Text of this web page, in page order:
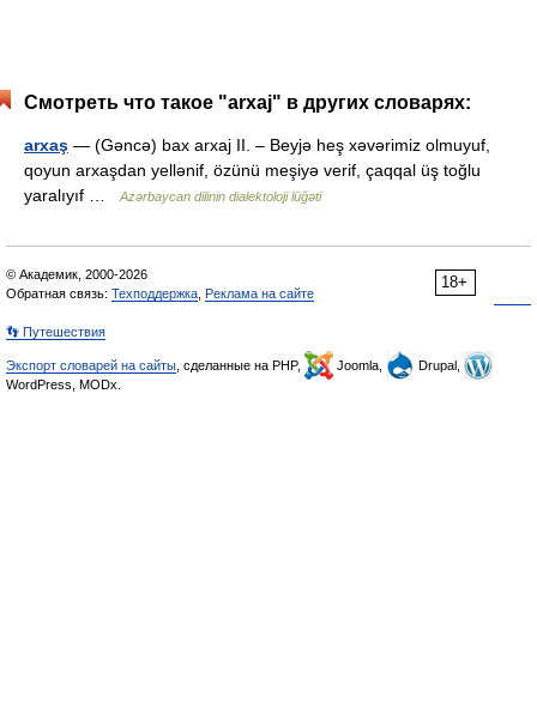
Смотреть что такое "arxaj" в других словарях:
arxaş — (Gəncə) bax arxaj II. – Beyjə heş xəvərimiz olmuyuf,
qoyun arxaşdan yellənif, özünü meşiyə verif, çaqqal üş toğlu
yaralıyıf …
Azərbaycan dilinin dialektoloji lüğəti
18+
© Академик, 2000-2026
Обратная связь: Техподдержка Реклама на сайте
👣 Путешествия
Экспорт словарей на сайты , сделанные на PHP, Joomla,
Drupal,
WordPress, MODx.